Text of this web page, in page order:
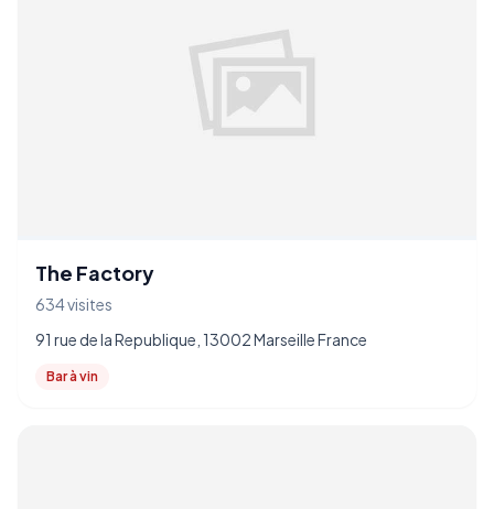
The Factory
634 visites
91 rue de la Republique, 13002 Marseille France
Bar à vin